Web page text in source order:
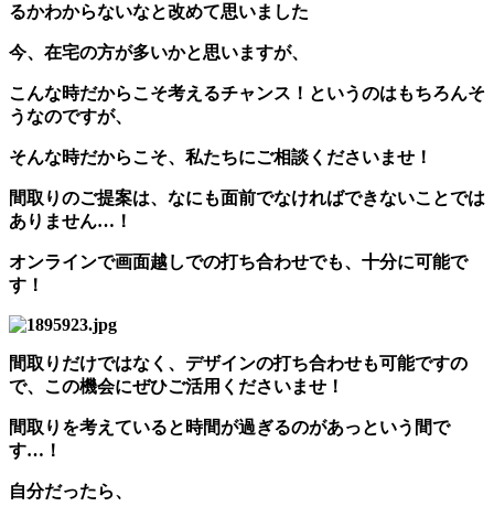
るかわからないなと改めて思いました
今、在宅の方が多いかと思いますが、
こんな時だからこそ考えるチャンス！というのはもちろんそ
うなのですが、
そんな時だからこそ、私たちにご相談くださいませ！
間取りのご提案は、なにも面前でなければできないことでは
ありません…！
オンラインで画面越しでの打ち合わせでも、十分に可能で
す！
間取りだけではなく、デザインの打ち合わせも可能ですの
で、この機会にぜひご活用くださいませ！
間取りを考えていると時間が過ぎるのがあっという間で
す…！
自分だったら、